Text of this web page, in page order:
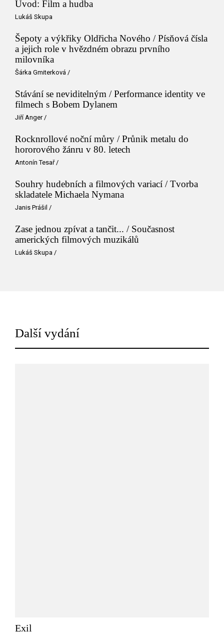
Úvod: Film a hudba
Lukáš Skupa
Šepoty a výkřiky Oldřicha Nového / Písňová čísla
a jejich role v hvězdném obrazu prvního
milovníka
Šárka Gmiterková /
Stávání se neviditelným / Performance identity ve
filmech s Bobem Dylanem
Jiří Anger/
Rocknrollové noční můry / Průnik metalu do
hororového žánru v 80. letech
Antonín Tesař/
Souhry hudebních a filmových variací / Tvorba
skladatele Michaela Nymana
Janis Prášil /
Zase jednou zpívat a tančit... / Současnost
amerických filmových muzikálů
Lukáš Skupa /
Další vydání
Exil